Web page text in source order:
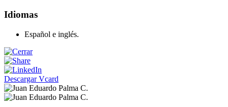
Idiomas
Español e inglés.
Descargar Vcard